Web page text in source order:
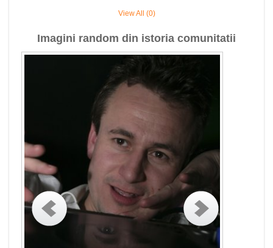
View All (0)
Imagini random din istoria comunitatii